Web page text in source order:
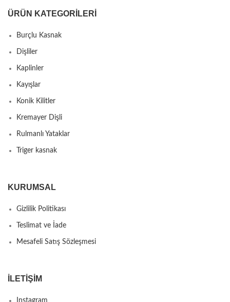
ÜRÜN KATEGORILERI
Burçlu Kasnak
Dişliler
Kaplinler
Kayışlar
Konik Kilitler
Kremayer Dişli
Rulmanlı Yataklar
Triger kasnak
KURUMSAL
Gizlilik Politikası
Teslimat ve İade
Mesafeli Satış Sözleşmesi
İLETIŞIM
Instagram